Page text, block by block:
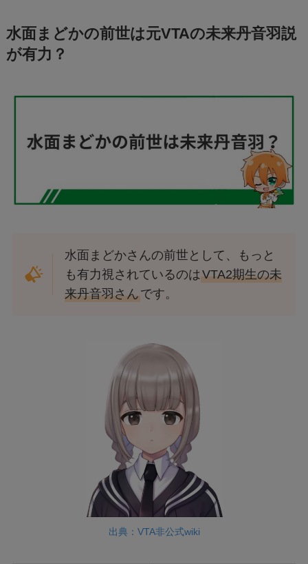
水面まどかの前世は元VTAの未来丹音羽説
が有力？
水面まどかさんの前世として、もっと
も有力視されているのはVTA2期生の未
来丹音羽さんです。
出典：VTA非公式wiki